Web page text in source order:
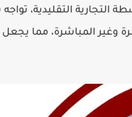
التجارية التقليدية،
وغير المباشرة، مما